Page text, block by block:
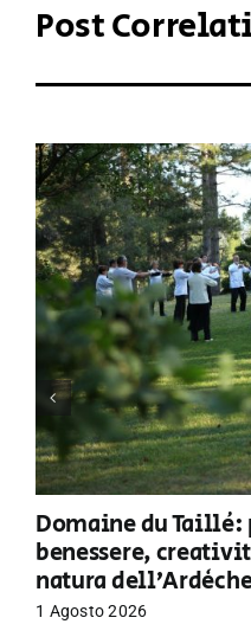
Post
Domaine du
benessere,
natura
1 Agosto 2026